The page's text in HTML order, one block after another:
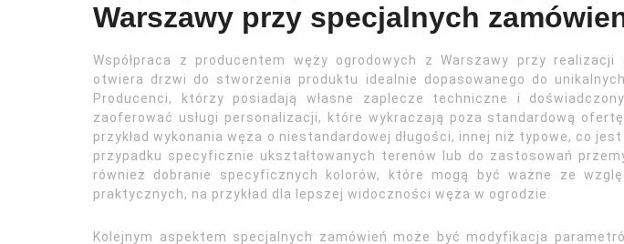
Warszawy przy specjalnych
Współpraca z producentem węży ogrodowych z Warszawy przy realizacji
otwiera drzwi do stworzenia produktu idealnie dopasowanego do
Producenci, którzy posiadają własne zaplecze techniczne i
zaoferować usługi personalizacji, które wykraczają poza standardową
przykład wykonania węża o niestandardowej długości, innej niż typowe, co
przypadku specyficznie ukształtowanych terenów lub do zastosowań
również dobranie specyficznych kolorów, które mogą być ważne ze
praktycznych, na przykład dla lepszej widoczności węża w ogrodzie.
Kolejnym aspektem specjalnych zamówień może być modyfikacja